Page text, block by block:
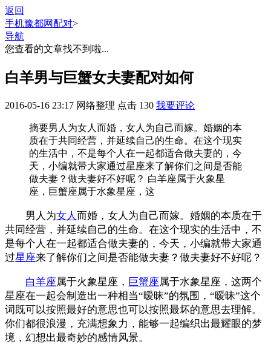
返回
手机豫都网配对>
导航
您查看的文章找不到啦...
白羊男与巨蟹女夫妻配对如何
2016-05-16 23:17 网络整理 点击 130 我要评论
摘要男人为女人而婚，女人为自己而嫁。婚姻的本
质在于共同经营，并延续自己的生命。在这个现实
的生活中，不是每个人在一起都适合做夫妻的，今
天，小编就带大家通过星座来了解你们之间是否能
做夫妻？做夫妻好不好呢？ 白羊座属于火象星
座，巨蟹座属于水象星座，这
男人为女人而婚，女人为自己而嫁。婚姻的本质在于
共同经营，并延续自己的生命。在这个现实的生活中，不
是每个人在一起都适合做夫妻的，今天，小编就带大家通
过星座来了解你们之间是否能做夫妻？做夫妻好不好呢？
白羊座属于火象星座， 巨蟹座属于水象星座，这两个
星座在一起会制造出一种相当“暧昧”的氛围，“暧昧”这个
词既可以按照最好的意思也可以按照最坏的意思去理解。
你们都很浪漫，充满想象力，能够一起编织出最耀眼的梦
境，幻想出最奇妙的感情风景。